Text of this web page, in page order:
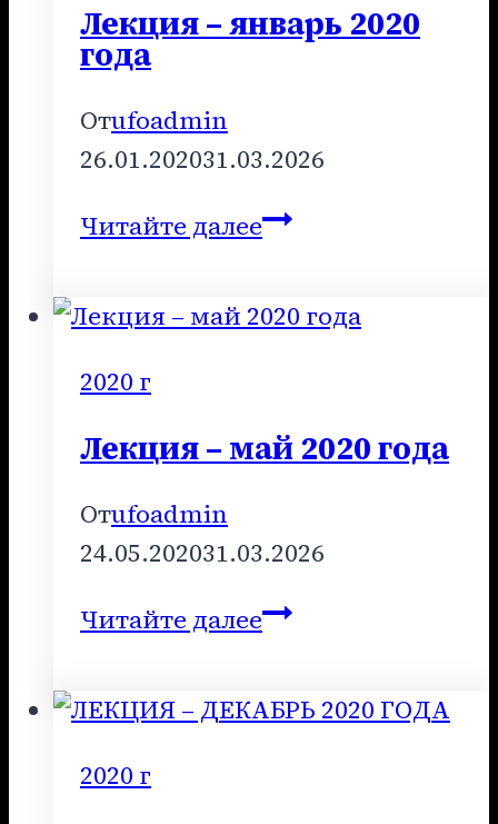
Лекция – январь 2020
года
Отufoadmin
26.01.202031.03.2026
Читайте далееЛекция
январь
2020
2020 г
Лекция – май 2020 года
Отufoadmin
24.05.202031.03.2026
Читайте далееЛекция
май
2020
2020 г